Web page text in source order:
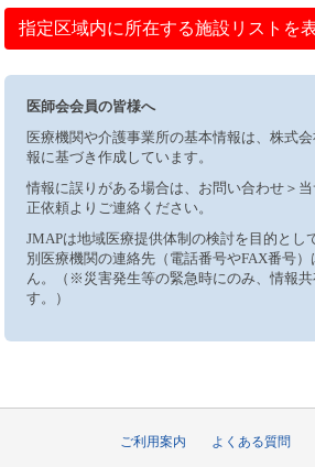
指定区域内に所在する施設リストを
医師会会員の皆様へ
医療機関や介護事業所の基本情報は、株式
報に基づき作成しています。
情報に誤りがある場合は、お問い合わせ＞
正依頼よりご連絡ください。
JMAPは地域医療提供体制の検討を目的とし
別医療機関の連絡先（電話番号やFAX番号
ん。（※災害発生等の緊急時にのみ、情報共
す。）
ご利用案内 よくある質問